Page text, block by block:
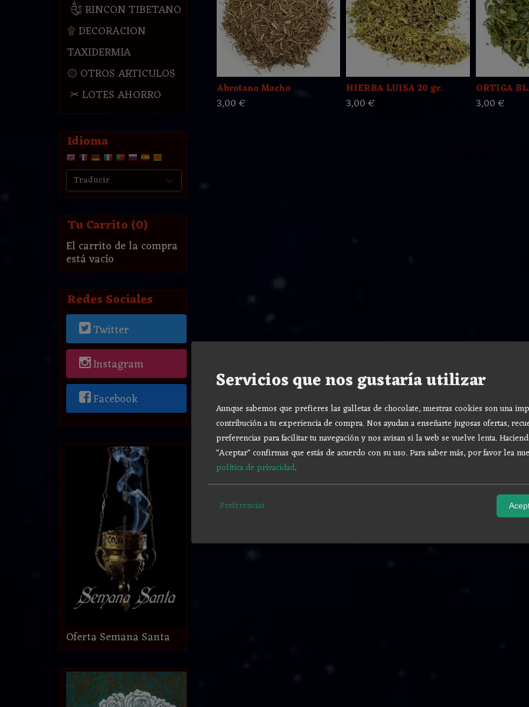
༃ RINCON TIBETANO
۩ DECORACION
TAXIDERMIA
۞ OTROS ARTICULOS
✂ LOTES AHORRO
Idioma
Tu Carrito (0)
El carrito de la compra
está vacío
Redes Sociales
Twitter
Instagram
Facebook
Oferta Semana Santa
Abrotano Macho
3,00 €
HIERBA LUISA 20 gr.
3,00 €
ORTIGA
3,00 €
Servicios que nos gustaría utilizar
Aunque sabemos que prefieres las galletas de chocolate, nuestras cookies son una
contribución a tu experiencia de compra. Nos ayudan a enseñarte jugosas ofertas,
preferencias para facilitar tu navegación y nos avisan si la web se vuelve lenta.
"Aceptar" confirmas que estás de acuerdo con su uso.Para saber más, por favor lea
política de privacidad.
Preferencias